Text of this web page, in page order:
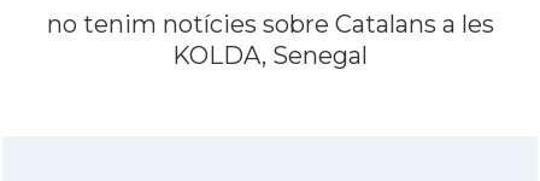
no tenim notícies sobre Catalans a les
KOLDA, Senegal